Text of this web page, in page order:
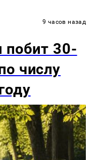
9 часов назад
побит 30-
числу